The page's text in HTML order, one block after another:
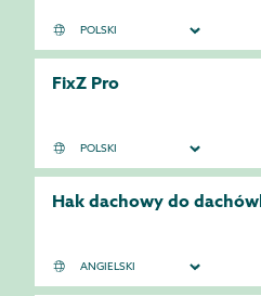
FixZ Pro
Hak dachowy do